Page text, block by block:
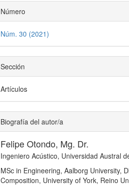
Número
Núm. 30 (2021)
Sección
Artículos
Biografía del autor/a
Felipe Otondo, Mg. Dr.
Ingeniero Acústico, Universidad Austral
MSc in Engineering, Aalborg University,
Composition, University of York, Reino